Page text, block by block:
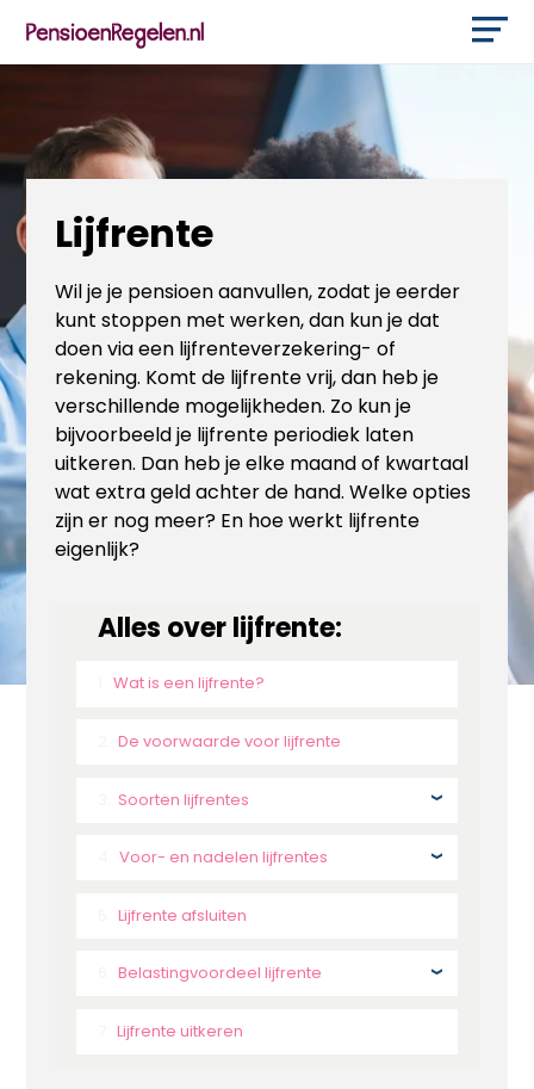
Lijfrente
Wil je je pensioen aanvullen, zodat je eerder
kunt stoppen met werken, dan kun je dat
doen via een lijfrenteverzekering- of
rekening. Komt de lijfrente vrij, dan heb je
verschillende mogelijkheden. Zo kun je
bijvoorbeeld je lijfrente periodiek laten
uitkeren. Dan heb je elke maand of kwartaal
wat extra geld achter de hand. Welke opties
zijn er nog meer? En hoe werkt lijfrente
eigenlijk?
Alles over lijfrente:
Wat is een lijfrente?
De voorwaarde voor lijfrente
Soorten lijfrentes
Voor- en nadelen lijfrentes
Lijfrente afsluiten
Belastingvoordeel lijfrente
Lijfrente uitkeren